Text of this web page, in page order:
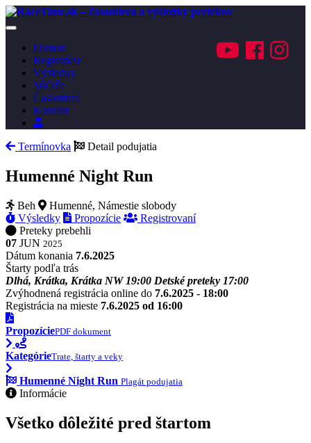
Toggle
navigationDomov
Registrácie
Výsledky
Súťaže
Časomiera
Kontakt
Prihlásenie
Termínovka Detail podujatia
Humenné Night Run
Beh
Humenné, Námestie slobody
Výsledky
Propozície
Registrovaní
Preteky prebehli
07 JUN 2025
Dátum konania 7.6.2025
Štarty podľa trás
Dlhá, Krátka, Krátka NW 19:00 Detské preteky 17:00
Zvýhodnená registrácia online do 7.6.2025 - 18:00
Registrácia na mieste 7.6.2025 od 16:00
PropozíciePDF dokument
KategórieTrate, štarty a veky
Humenné Night Run Plagát podujatia
Informácie
Všetko dôležité pred štartom